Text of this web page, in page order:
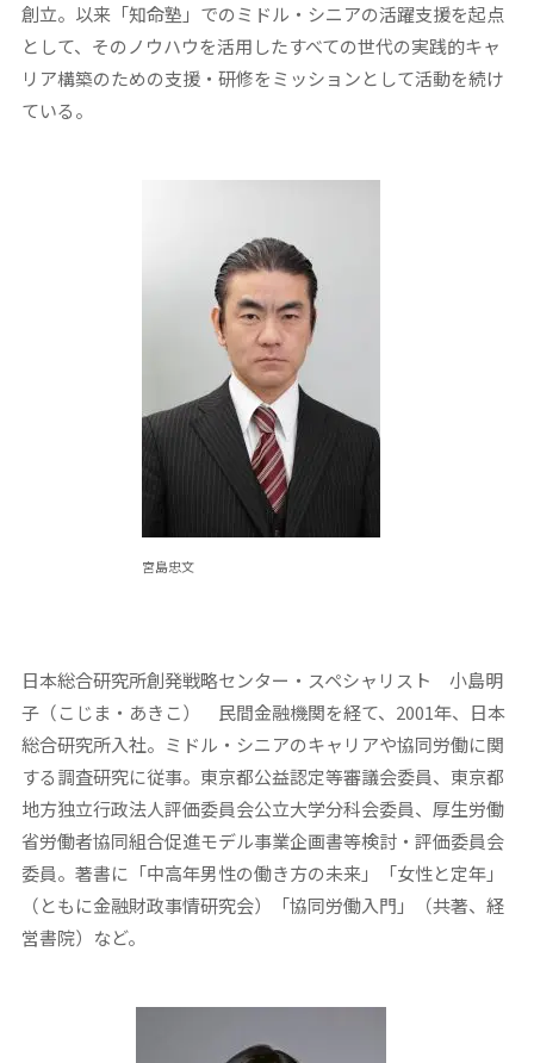
創立。以来「知命塾」でのミドル・シニアの活躍支援を起点
として、そのノウハウを活用したすべての世代の実践的キャ
リア構築のための支援・研修をミッションとして活動を続け
ている。
宮島忠文
日本総合研究所創発戦略センター・スペシャリスト 小島明
子（こじま・あきこ）
民間金融機関を経て、2001年、日本
総合研究所入社。ミドル・シニアのキャリアや協同労働に関
する調査研究に従事。東京都公益認定等審議会委員、東京都
地方独立行政法人評価委員会公立大学分科会委員、厚生労働
省労働者協同組合促進モデル事業企画書等検討・評価委員会
委員。著書に「中高年男性の働き方の未来」「女性と定年」
（ともに金融財政事情研究会）「協同労働入門」（共著、経
営書院）など。